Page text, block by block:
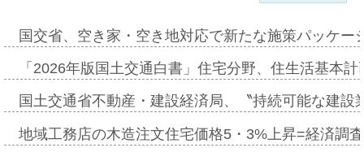
国交省、空き家・空き地対応で新たな施策パッケ
「2026年版国土交通白書」住宅分野、住生活基本
国土交通省不動産・建設経済局、〝持続可能な建
地域工務店の木造注文住宅価格5・3%上昇=経済調